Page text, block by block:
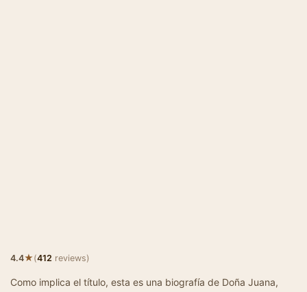
4.4★(412 reviews)
Como implica el título, esta es una biografía de Doña Juana,